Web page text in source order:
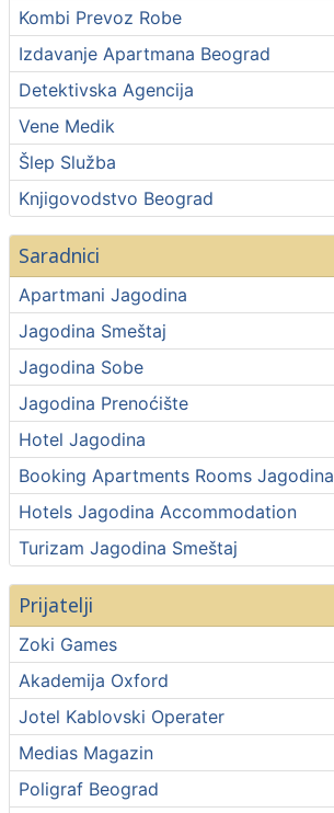
Kombi Prevoz Robe
Izdavanje Apartmana Beograd
Detektivska Agencija
Vene Medik
Šlep Služba
Knjigovodstvo Beograd
Saradnici
Apartmani Jagodina
Jagodina Smeštaj
Jagodina Sobe
Jagodina Prenoćište
Hotel Jagodina
Booking Apartments Rooms Jagodina
Hotels Jagodina Accommodation
Turizam Jagodina Smeštaj
Prijatelji
Zoki Games
Akademija Oxford
Jotel Kablovski Operater
Medias Magazin
Poligraf Beograd